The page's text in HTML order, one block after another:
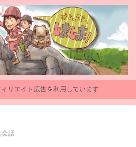
リエイト広告を利用しています
話